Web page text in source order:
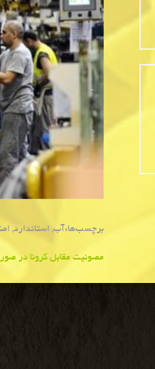
برچسب‌ها: آب, استاندارد,
Post
مصونیت مقابل كرونا در